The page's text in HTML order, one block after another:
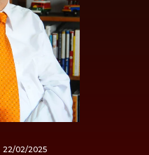
22/02/2025